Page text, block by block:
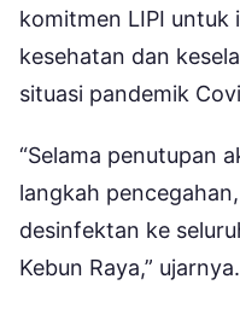
komitmen LIPI untuk
kesehatan dan
situasi pandemik
“Selama penutupan
langkah
desinfektan ke
Kebun Raya,” ujarnya.